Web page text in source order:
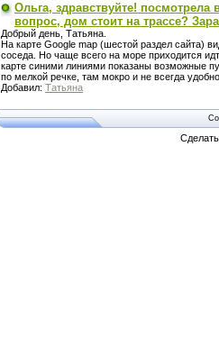
Ольга, здравствуйте!
вопрос, дом стоит на трассе?
Добрый день, Татьяна.
На карте Google map (шестой раздел сайта)
соседа. Но чаще всего на море приходится
карте синими линиями показаны возможные
по мелкой речке, там мокро и не всегда
Добавил: Татьяна